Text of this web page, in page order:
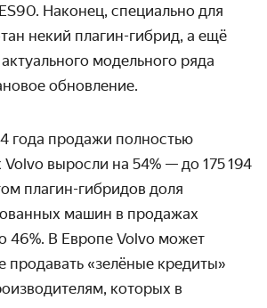
Наконец, специально для
некий плагин-гибрид, а ещё
модельного ряда
обновление.
года продажи полностью
Volvo выросли на 54% — до 175 194
плагин-гибридов доля
машин в продажах
46%. В Европе Volvo может
продавать «зелёные кредиты»
которых в